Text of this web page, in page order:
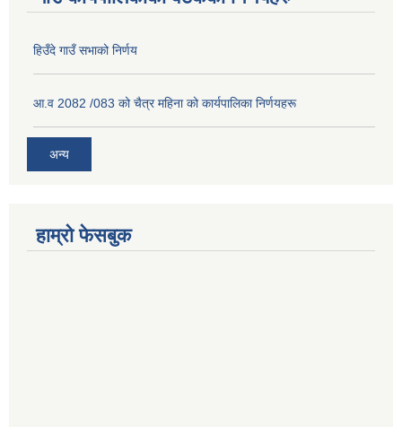
हिउँदे गाउँ सभाको निर्णय
आ.व 2082 /083 को चैत्र महिना को कार्यपालिका निर्णयहरू
अन्य
हाम्रो फेसबुक